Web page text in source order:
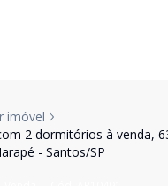
imóvel
2 dormitórios à venda,
- Santos/SP